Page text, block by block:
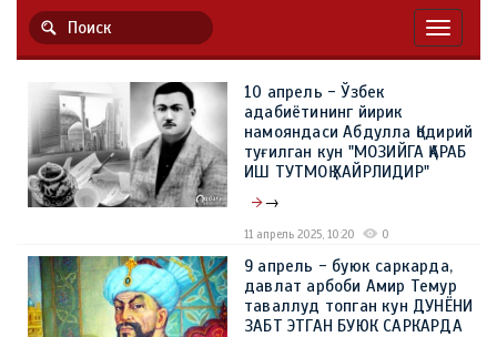
10 апрель - Ўзбек
адабиётининг йирик
намояндаси Абдулла Қодирий
туғилган кун "МОЗИЙГА ҚАРАБ
ИШ ТУТМОҚ ХАЙРЛИДИР"
→
11 апрель 2025, 10:20 0
9 апрель - буюк саркарда,
давлат арбоби Амир Темур
таваллуд топган кун ДУНЁНИ
ЗАБТ ЭТГАН БУЮК САРКАРДА